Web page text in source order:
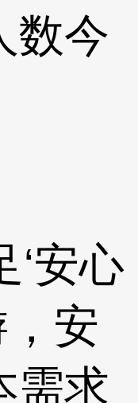
数今
安心
安
需求